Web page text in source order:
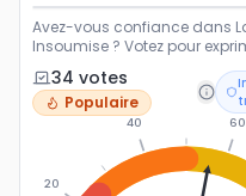
Avez-vous confiance dans
Insoumise ? Votez pour
34 votes
Populaire
20
40 60